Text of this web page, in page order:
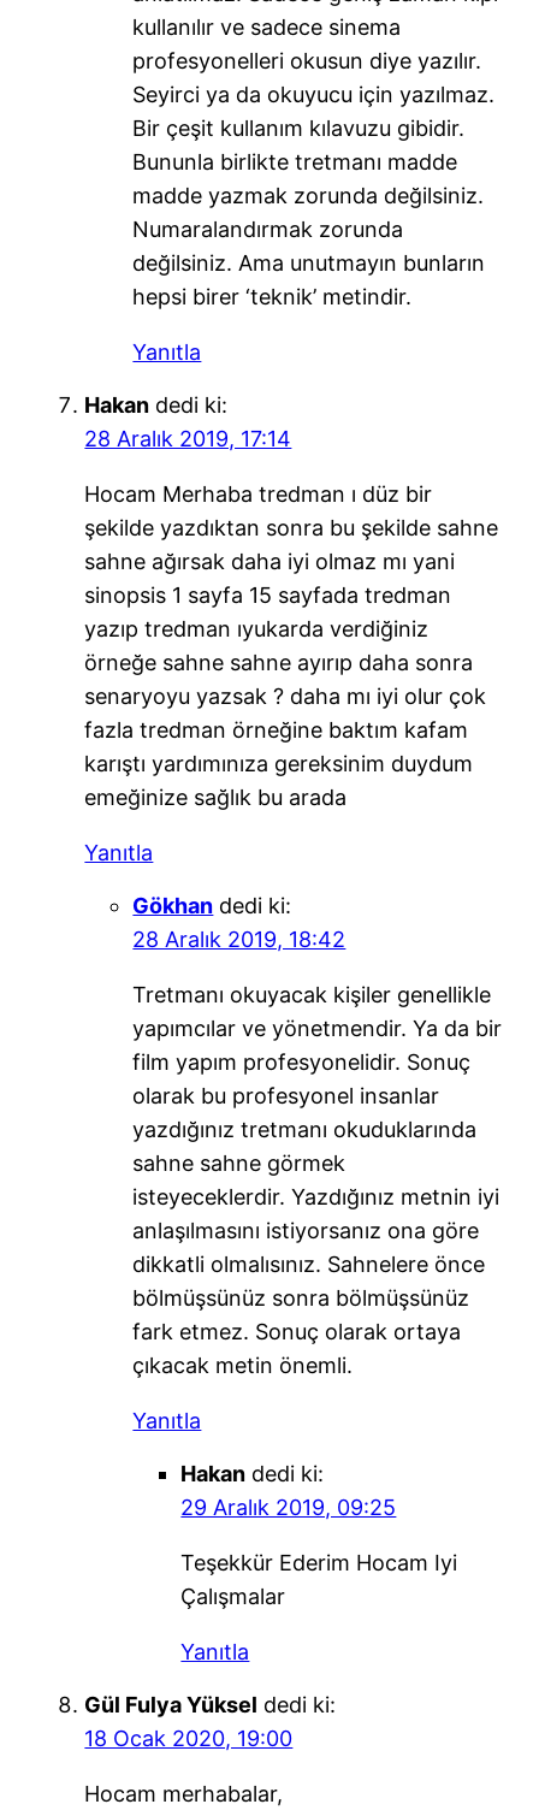
kullanılır ve sadece sinema
profesyonelleri okusun diye yazılır.
Seyirci ya da okuyucu için yazılmaz.
Bir çeşit kullanım kılavuzu gibidir.
Bununla birlikte tretmanı madde
madde yazmak zorunda değilsiniz.
Numaralandırmak zorunda
değilsiniz. Ama unutmayın bunların
hepsi birer ‘teknik’ metindir.
Yanıtla
Hakan dedi ki:
28 Aralık 2019, 17:14
Hocam Merhaba tredman ı düz bir
şekilde yazdıktan sonra bu şekilde sahne
sahne ağırsak daha iyi olmaz mı yani
sinopsis 1 sayfa 15 sayfada tredman
yazıp tredman ıyukarda verdiğiniz
örneğe sahne sahne ayırıp daha sonra
senaryoyu yazsak ? daha mı iyi olur çok
fazla tredman örneğine baktım kafam
karıştı yardımınıza gereksinim duydum
emeğinize sağlık bu arada
Yanıtla
Gökhan dedi ki:
28 Aralık 2019, 18:42
Tretmanı okuyacak kişiler genellikle
yapımcılar ve yönetmendir. Ya da bir
film yapım profesyonelidir. Sonuç
olarak bu profesyonel insanlar
yazdığınız tretmanı okuduklarında
sahne sahne görmek
isteyeceklerdir. Yazdığınız metnin iyi
anlaşılmasını istiyorsanız ona göre
dikkatli olmalısınız. Sahnelere önce
bölmüşsünüz sonra bölmüşsünüz
fark etmez. Sonuç olarak ortaya
çıkacak metin önemli.
Yanıtla
Hakan dedi ki:
29 Aralık 2019, 09:25
Teşekkür Ederim Hocam Iyi
Çalışmalar
Yanıtla
Gül Fulya Yüksel dedi ki:
18 Ocak 2020, 19:00
Hocam merhabalar,